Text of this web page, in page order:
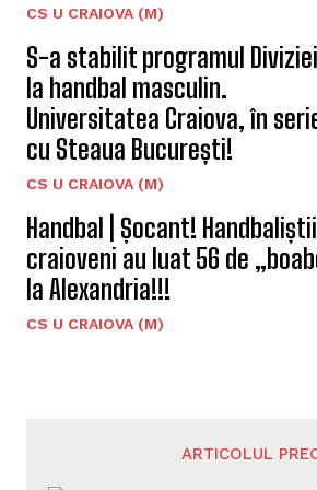
CS U CRAIOVA (M)
S-a stabilit programul
la handbal masculin.
Universitatea Craiova, în
cu Steaua București!
CS U CRAIOVA (M)
Handbal | Șocant! Handbaliștii
craioveni au luat 56 de
la Alexandria!!!
CS U CRAIOVA (M)
ARTICOLUL